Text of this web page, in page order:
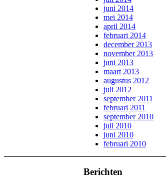
juni 2014
mei 2014
april 2014
februari 2014
december 2013
november 2013
juni 2013
maart 2013
augustus 2012
juli 2012
september 2011
februari 2011
september 2010
juli 2010
juni 2010
februari 2010
Berichten